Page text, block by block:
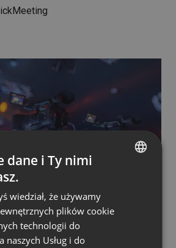
czym są wydarzenia
stworzyć?
14, 2023
FRENCH
dane i Ty nimi
wiedział, że używamy
plików cookie
technologii do
naszych Usług i do